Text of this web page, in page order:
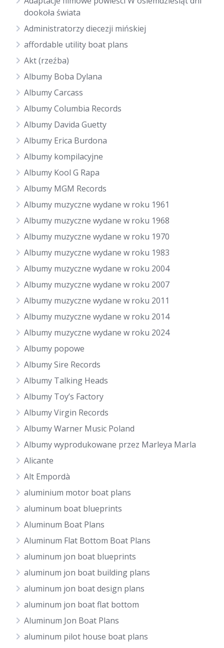
dookoła świata
Administratorzy diecezji mińskiej
affordable utility boat plans
Akt (rzeźba)
Albumy Boba Dylana
Albumy Carcass
Albumy Columbia Records
Albumy Davida Guetty
Albumy Erica Burdona
Albumy kompilacyjne
Albumy Kool G Rapa
Albumy MGM Records
Albumy muzyczne wydane w roku 1961
Albumy muzyczne wydane w roku 1968
Albumy muzyczne wydane w roku 1970
Albumy muzyczne wydane w roku 1983
Albumy muzyczne wydane w roku 2004
Albumy muzyczne wydane w roku 2007
Albumy muzyczne wydane w roku 2011
Albumy muzyczne wydane w roku 2014
Albumy muzyczne wydane w roku 2024
Albumy popowe
Albumy Sire Records
Albumy Talking Heads
Albumy Toy’s Factory
Albumy Virgin Records
Albumy Warner Music Poland
Albumy wyprodukowane przez Marleya Marla
Alicante
Alt Empordà
aluminium motor boat plans
aluminum boat blueprints
Aluminum Boat Plans
Aluminum Flat Bottom Boat Plans
aluminum jon boat blueprints
aluminum jon boat building plans
aluminum jon boat design plans
aluminum jon boat flat bottom
Aluminum Jon Boat Plans
aluminum pilot house boat plans